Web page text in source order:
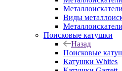
Виды
Поисковые катушки
Назад
Поисковые
Катушки Whites